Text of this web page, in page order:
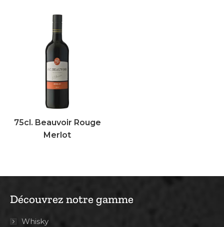
75cl. Beauvoir Rouge
Merlot
Découvrez notre gamme
Whisky